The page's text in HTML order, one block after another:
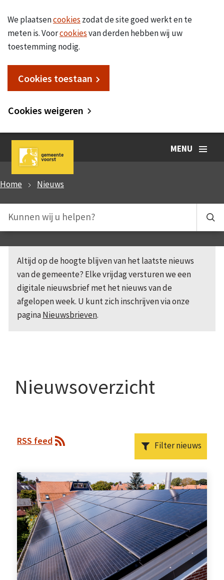
We plaatsencookies zodat de site goed werkt en te
meten is. Voorcookiesvan derden hebben wij uw
toestemming nodig.
Cookies toestaan
Cookies weigeren
MENU
Home Nieuws
Altijd op de hoogte blijven van het laatste nieuws
van de gemeente? Elke vrijdag versturen we een
digitale nieuwsbrief met het nieuws van de
afgelopen week. U kunt zich inschrijven via onze
paginaNieuwsbrieven.
Nieuwsoverzicht
RSS feed Filter nieuws